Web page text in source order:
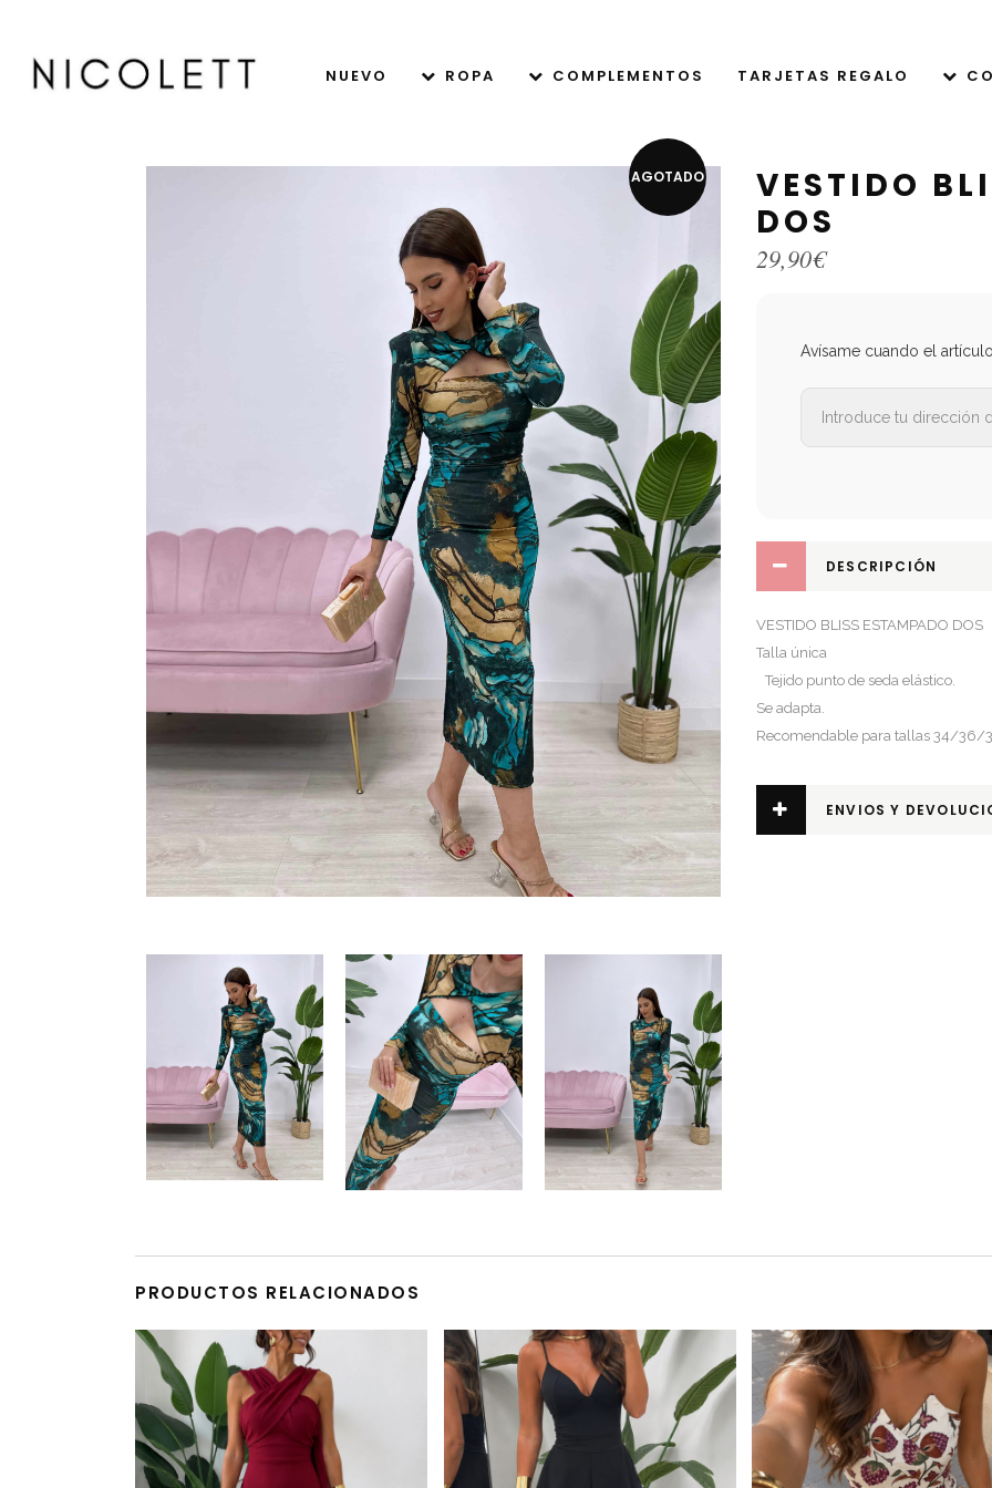
NUEVO ROPA COMPLEMENTOS TARJETAS REGALO
AGOTADO
VESTIDO
DOS
29,90€
Avísame cuando el
DESCRIPCIÓN
VESTIDO BLISS ESTAMPADO DOS
Talla única
Tejido punto de seda elástico.
Se adapta.
Recomendable para tallas 34/
ENVIOS Y
PRODUCTOS RELACIONADOS
Este producto tiene múltiples variantes. Las opciones se pueden elegir en la página de producto Este producto tiene múltiples variantes. Las opciones se pueden elegir en la página de producto